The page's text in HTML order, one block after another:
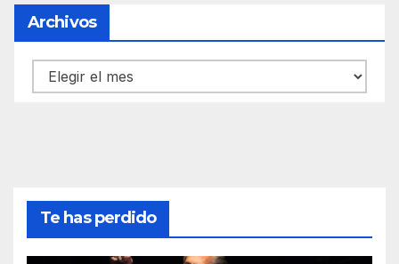
Archivos
Archivos
Te has perdido